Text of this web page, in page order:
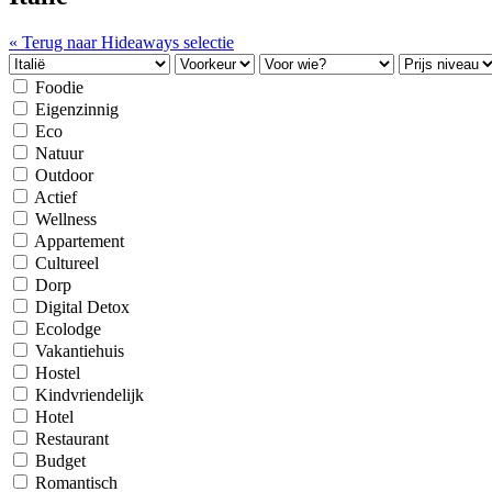
« Terug naar Hideaways selectie
Foodie
Eigenzinnig
Eco
Natuur
Outdoor
Actief
Wellness
Appartement
Cultureel
Dorp
Digital Detox
Ecolodge
Vakantiehuis
Hostel
Kindvriendelijk
Hotel
Restaurant
Budget
Romantisch